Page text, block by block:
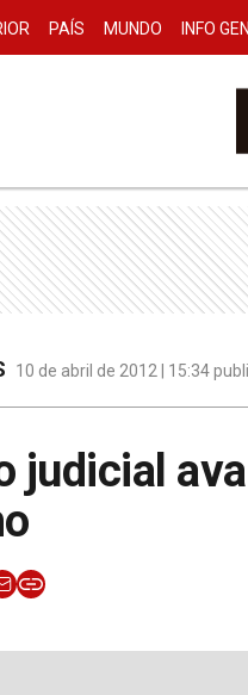
PAÍS MUNDO INFO
10 de abril de 2012 | 15:34
judicial